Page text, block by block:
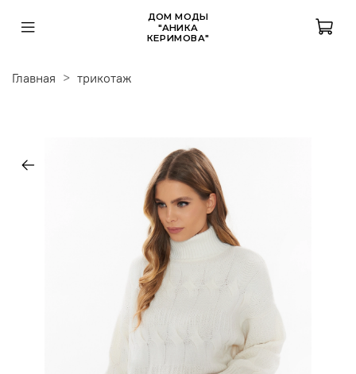
ДОМ МОДЫ
"АНИКА
КЕРИМОВА"
Главная трикотаж